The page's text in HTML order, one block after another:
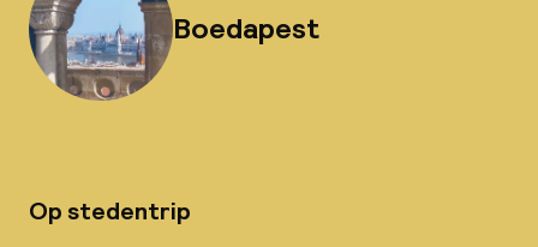
Boedapest
Op stedentrip